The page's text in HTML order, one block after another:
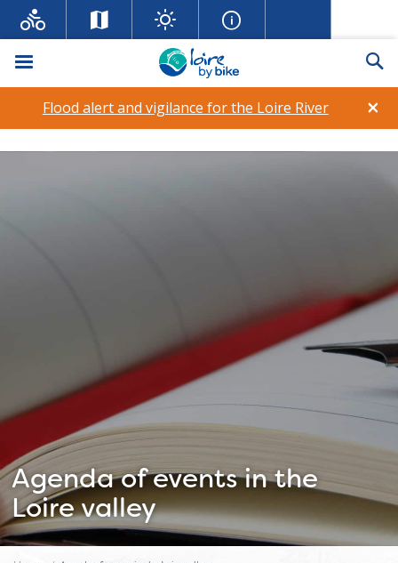
Menu
×
Flood alert and vigilance for the Loire River
Agenda of events in the
Loire valley
Fil d'ariane